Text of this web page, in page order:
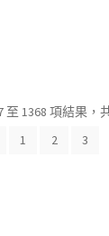
至 1368 項結果，
1 2 3